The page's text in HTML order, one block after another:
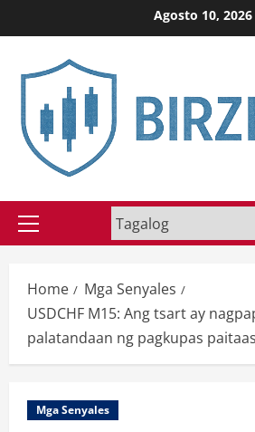
to
Agosto 10, 2026
Primary
Home
Mga Senyales
USDCHF M15: Ang tsart ay
palatandaan ng pagkupas
Mga Senyales